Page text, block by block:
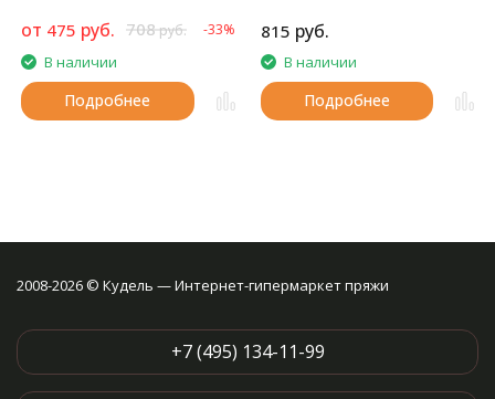
от 475 руб. 708руб. -33%
В наличии
Подробнее
815 руб.
В наличии
Подробнее
2008-2026 © Кудель — Интернет-гипермаркет пряжи
+7 (495) 134-11-99